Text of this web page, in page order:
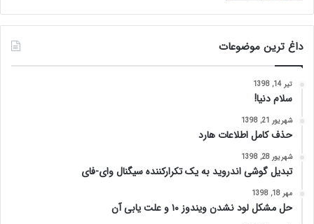
داغ ترین موضوعات
تیر 14, 1398
سلام دنیا!
شهریور 21, 1398
حذف کامل اطلاعات هارد
شهریور 28, 1398
تبدیل گوشی اندروید به یک تکرارکننده سیگنال وای-فای
مهر 18, 1398
حل مشکل لود نشدن ویندوز ۱۰ و علت یابی آن